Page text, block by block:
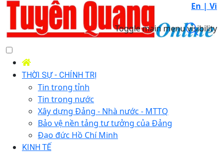
En | Vi
Toggle main menu visibility
THỜI SỰ - CHÍNH TRỊ
Tin trong tỉnh
Tin trong nước
Xây dựng Đảng - Nhà nước - MTTQ
Bảo vệ nền tảng tư tưởng của Đảng
Đạo đức Hồ Chí Minh
KINH TẾ